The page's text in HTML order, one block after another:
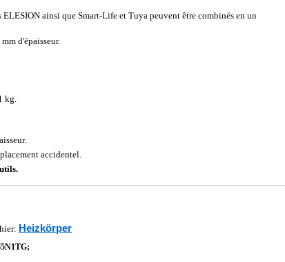
ELESION ainsi que Smart-Life et Tuya peuvent être combinés en un
d'épaisseur.
kg.
accidentel.
Heizkörper